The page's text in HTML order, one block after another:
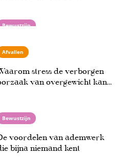
Bewustzijn
Heb jij vaak hoofdpijn of een
nek? Dit kan erachter
Afvallen
stress de verborgen
van overgewicht kan
Bewustzijn
voordelen van ademwerk
bijna niemand kent